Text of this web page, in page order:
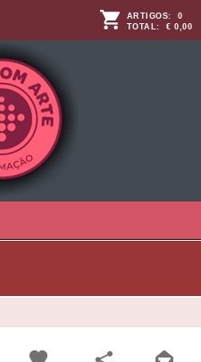
ARTIGOS: 0
TOTAL: € 0,00